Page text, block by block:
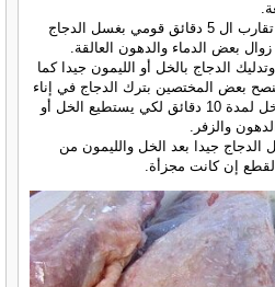
وبعد انتهاء التدليك لمدة تقارب ال 5 دقائق قومي بغسل الدجاج
بعض الدماء والدهون العالقة.
الدجاج بالخل أو الليمون جيدا كما
بعض المختصين بترك الدجاج في إناء
بعد دعكها بالليمون أو الخل لمدة 10 دقائق لكي يستطيع الخل أو
والزفر.
الدجاج جيدا بعد الخل والليمون من
إن كانت مجزأة.